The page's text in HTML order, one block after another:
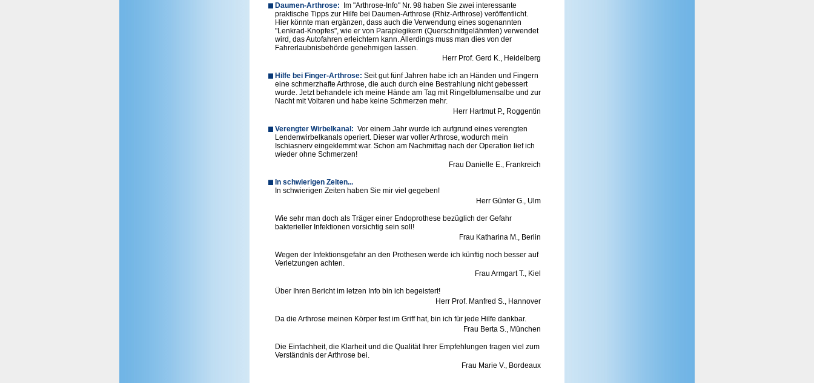
Daumen-Arthrose:
Im "Arthrose-Info" Nr. 98 haben Sie zwei interessante
praktische Tipps zur Hilfe bei Daumen-Arthrose (Rhiz-Arthrose) veröffentlicht.
Hier könnte man ergänzen, dass auch die Verwendung eines sogenannten
"Lenkrad-Knopfes", wie er von Paraplegikern (Querschnittgelähmten) verwendet
wird, das Autofahren erleichtern kann. Allerdings muss man dies von der
Fahrerlaubnisbehörde genehmigen lassen.
Herr Prof. Gerd K., Heidelberg
Hilfe bei Finger-Arthrose:Seit gut fünf Jahren habe ich an Händen und Fingern
eine schmerzhafte Arthrose, die auch durch eine Bestrahlung nicht gebessert
wurde. Jetzt behandele ich meine Hände am Tag mit Ringelblumensalbe und zur
Nacht mit Voltaren und habe keine Schmerzen mehr.
Herr Hartmut P., Roggentin
Verengter Wirbelkanal:Vor einem Jahr wurde ich aufgrund eines verengten
Lendenwirbelkanals operiert. Dieser war voller Arthrose, wodurch mein
Ischiasnerv eingeklemmt war. Schon am Nachmittag nach der Operation lief ich
wieder ohne Schmerzen!
Frau Danielle E., Frankreich
In schwierigen Zeiten...
In schwierigen Zeiten haben Sie mir viel gegeben!
Herr Günter G., Ulm
Wie sehr man doch als Träger einer Endoprothese bezüglich der Gefahr
bakterieller Infektionen vorsichtig sein soll!
Frau Katharina M., Berlin
Wegen der Infektionsgefahr an den Prothesen werde ich künftig noch besser auf
Verletzungen achten.
Frau Armgart T., Kiel
Über Ihren Bericht im letzen Info bin ich begeistert!
Herr Prof. Manfred S., Hannover
Da die Arthrose meinen Körper fest im Griff hat, bin ich für jede Hilfe dankbar.
Frau Berta S., München
Die Einfachheit, die Klarheit und die Qualität Ihrer Empfehlungen tragen viel zum
Verständnis der Arthrose bei.
Frau Marie V., Bordeaux